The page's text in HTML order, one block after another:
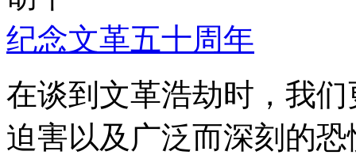
纪念文革五十周年
在谈到文革浩劫时，我
迫害以及广泛而深刻的